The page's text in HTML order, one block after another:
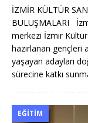
İZMİR KÜLTÜR
BULUŞMALARI
merkezi İzmir
hazırlanan gençleri
yaşayan adayları
sürecine katkı
EĞITIM